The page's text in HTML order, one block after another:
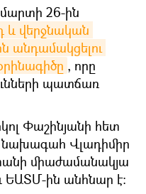
26-ին
և վերջնական
անդամակցելու
, որը
պատճառ
Փաշինյանի հետ
Վլադիմիր
միաժամանակյա
ԵԱՏՄ-ին անհնար է: